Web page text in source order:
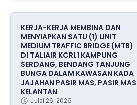
KERJA-KERJA MEMBINA DAN
MENYIAPKAN SATU (1) UNIT
MEDIUM TRAFFIC BRIDGE (MTB)
DI TALIAIR KCRL1 KAMPUNG
SERDANG, BENDANG TANJUNG
BUNGA DALAM KAWASAN KADA
JAJAHAN PASIR MAS, PASIR MAS
KELANTAN
Julai 26, 2026